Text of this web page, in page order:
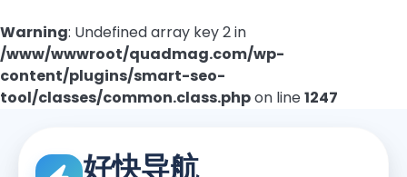
Warning: Undefined array key 2 in
/www/wwwroot/quadmag.com/wp-
content/plugins/smart-seo-
tool/classes/common.class.phpon line1247